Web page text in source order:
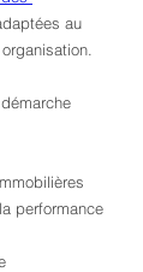
au
performance